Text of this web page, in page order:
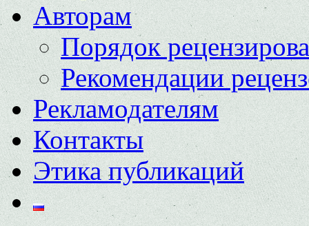
Авторам
Порядок
Рекомендации
Рекламодателям
Контакты
Этика публикаций